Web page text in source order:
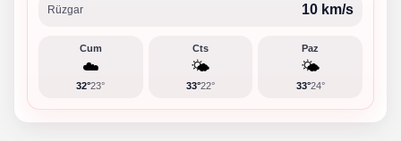
Rüzgar 10 km/s
Cum
☁️
32°23°
Cts
🌤️
33°22°
Paz
🌤️
33°24°